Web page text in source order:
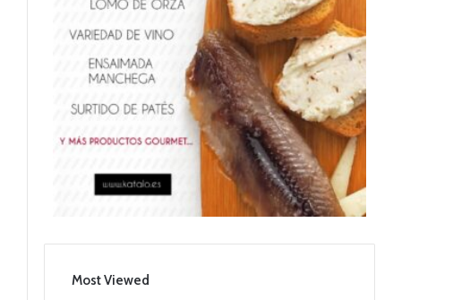
Most Viewed